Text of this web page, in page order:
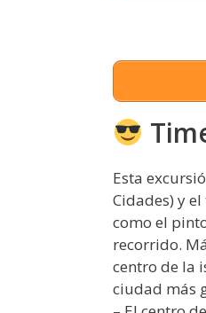
Esta
Cidades) y
como el
recorrido.
centro de la
ciudad más